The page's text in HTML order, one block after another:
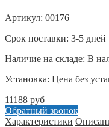
Артикул: 00176
Срок поставки: 3-5 дней
Наличие на складе: В
Установка: Цена без
11188 руб
Обратный звонок
Характеристики